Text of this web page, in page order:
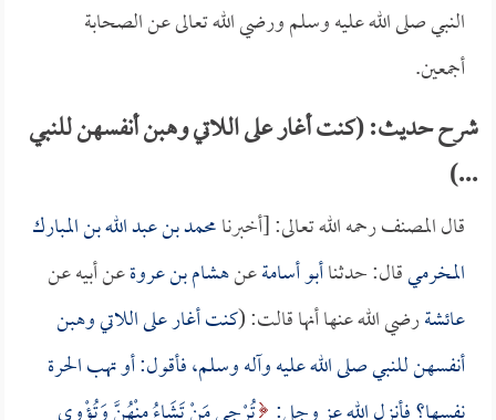
النبي صلى الله عليه وسلم ورضي الله تعالى عن الصحابة
أجمعين.
شرح حديث: (كنت أغار على اللاتي وهبن أنفسهن للنبي
...)
قال المصنف رحمه الله تعالى: [أخبرنامحمد بن عبد الله بن المبارك
المخرميقال: حدثناأبو أسامةعنهشام بن عروةعن أبيه عن
عائشةرضي الله عنها أنها قالت: (كنت أغار على اللاتي وهبن
أنفسهن للنبي صلى الله عليه وآله وسلم، فأقول: أو تهب الحرة